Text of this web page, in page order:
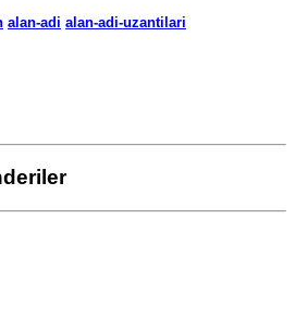
alan-adi alan-adi-uzantilari